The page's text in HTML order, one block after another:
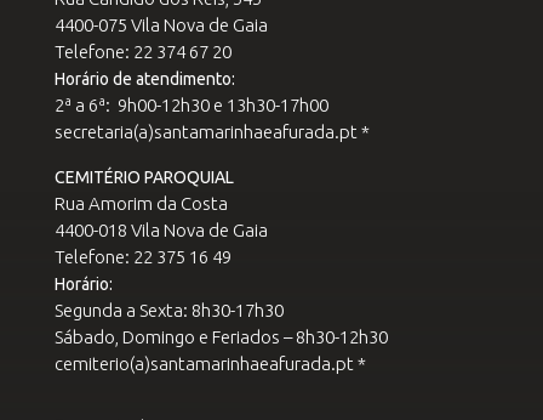
4400-075 Vila Nova de Gaia
Telefone: 22 374 67 20
Horário de atendimento:
2ª a 6ª: 9h00-12h30 e 13h30-17h00
secretaria(a)santamarinhaeafurada.pt *
CEMITÉRIO PAROQUIAL
Rua Amorim da Costa
4400-018 Vila Nova de Gaia
Telefone: 22 375 16 49
Horário:
Segunda a Sexta: 8h30-17h30
Sábado, Domingo e Feriados – 8h30-12h30
cemiterio(a)santamarinhaeafurada.pt *